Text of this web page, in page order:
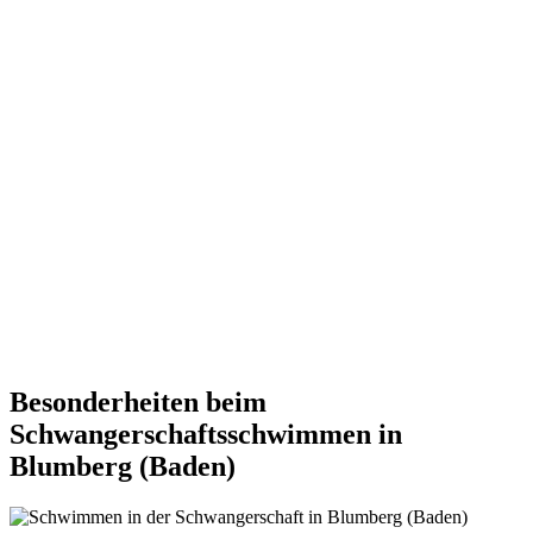
Besonderheiten beim
Schwangerschaftsschwimmen in
Blumberg (Baden)